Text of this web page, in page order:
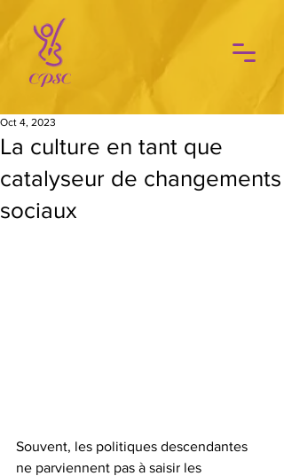
La culture en tant que
catalyseur de changements
sociaux
Oct 4, 2023
Souvent, les politiques descendantes
ne parviennent pas à saisir les